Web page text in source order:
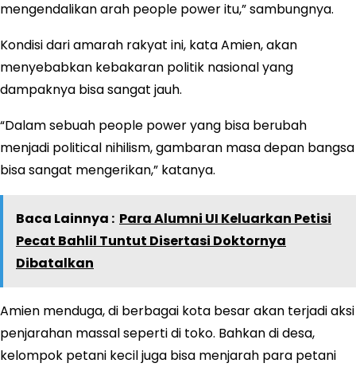
mengendalikan arah people power itu,” sambungnya.
Kondisi dari amarah rakyat ini, kata Amien, akan
menyebabkan kebakaran politik nasional yang
dampaknya bisa sangat jauh.
“Dalam sebuah people power yang bisa berubah
menjadi political nihilism, gambaran masa depan bangsa
bisa sangat mengerikan,” katanya.
Baca Lainnya : Para Alumni UI Keluarkan Petisi
Pecat Bahlil Tuntut Disertasi Doktornya
Dibatalkan
Amien menduga, di berbagai kota besar akan terjadi aksi
penjarahan massal seperti di toko. Bahkan di desa,
kelompok petani kecil juga bisa menjarah para petani